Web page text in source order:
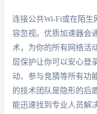
连接公共Wi-Fi或在陌生
容忽视。优质加速器会
术，为你的所有网络活
层保护让你可以安心登
动、参与竞猜等所有功
的技术团队是隐形的后
能迅速找到专业人员解